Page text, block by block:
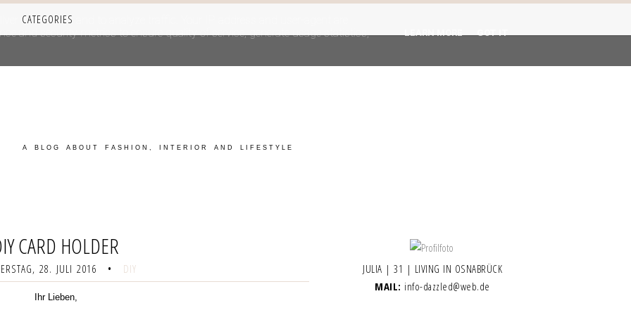
CATEGORIES
A BLOG ABOUT FASHION, INTERIOR AND LIFESTYLE
CARD HOLDER
28. JULI 2016 • DIY
Ihr Lieben,
JULIA | 31 | LIVING IN OSNABRÜCK
MAIL: info-dazzled@web.de
its services and to analyze traffic. Your IP address and user-agent are
and security metrics to ensure quality of service, generate usage statistics,
LEARN MORE GOT IT